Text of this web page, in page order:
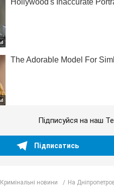
Підписуйся на наш
Підписатись
Кримінальні новини На